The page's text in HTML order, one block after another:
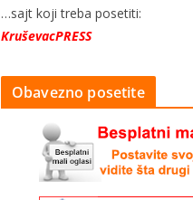
…sajt koji treba posetiti:
KruševacPRESS
Obavezno posetite